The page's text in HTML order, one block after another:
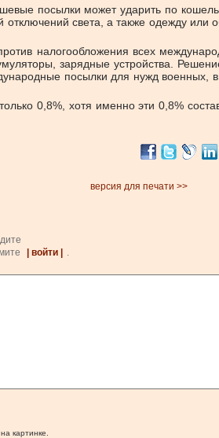
посылки может ударить по
света, а также одежду или
налогообложения всех
зарядные устройства.
посылки для нужд
0,8%, хотя именно эти 0,8%
версия для печати >>
| войти |
.
картинке.